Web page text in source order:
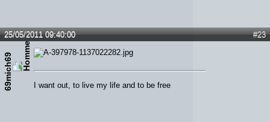
#23
25/05/2011 09:40:00
69mich69 I want out, to live my life and to be free